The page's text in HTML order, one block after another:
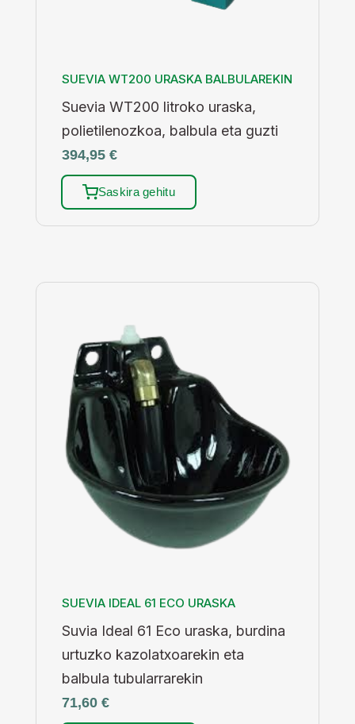
SUEVIA WT200 URASKA BALBULAREKIN
Suevia WT200 litroko uraska,
polietilenozkoa, balbula eta guzti
394,95 €
Saskira gehitu
SUEVIA IDEAL 61 ECO URASKA
Suvia Ideal 61 Eco uraska, burdina
urtuzko kazolatxoarekin eta
balbula tubularrarekin
71,60 €